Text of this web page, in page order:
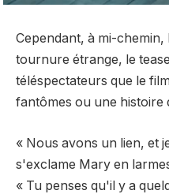
Cependant, à mi-
tournure étrange, le
téléspectateurs que le
fantômes ou une histoire
« Nous avons un lien, et
s'exclame Mary en
« Tu penses qu'il y a